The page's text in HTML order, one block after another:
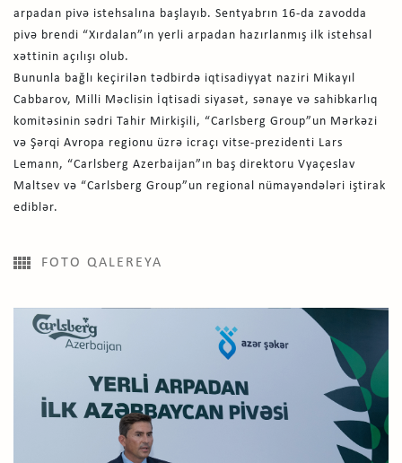
arpadan pivə istehsalına başlayıb. Sentyabrın 16-da zavodda
pivə brendi “Xırdalan”ın yerli arpadan hazırlanmış ilk istehsal
xəttinin açılışı olub.
Bununla bağlı keçirilən tədbirdə iqtisadiyyat naziri Mikayıl
Cabbarov, Milli Məclisin İqtisadi siyasət, sənaye və sahibkarlıq
komitəsinin sədri Tahir Mirkişili, “Carlsberg Group”un Mərkəzi
və Şərqi Avropa regionu üzrə icraçı vitse-prezidenti Lars
Lemann, “Carlsberg Azerbaijan”ın baş direktoru Vyaçeslav
Maltsev və “Carlsberg Group”un regional nümayəndələri iştirak
ediblər.
FOTO QALEREYA